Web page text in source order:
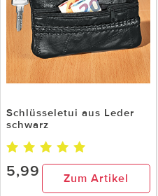
Schlüsseletui aus Leder
schwarz
5,99 Zum Artikel